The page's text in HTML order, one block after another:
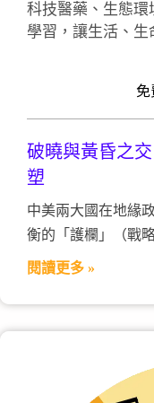
科技醫藥、生態環
學習，讓生活、生
免
破曉與黃昏之
塑
中美兩大國在地緣
衡的「護欄」（戰
閱讀更多 »